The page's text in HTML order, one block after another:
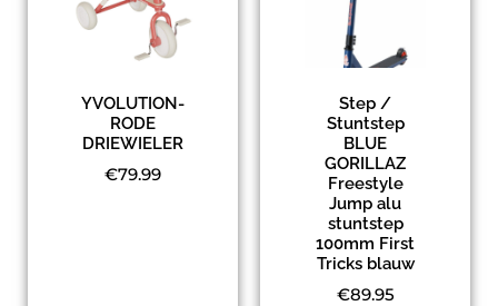
YVOLUTION-
RODE
DRIEWIELER
€79.99
Step /
Stuntstep
BLUE
GORILLAZ
Freestyle
Jump alu
stuntstep
100mm First
Tricks blauw
€89.95